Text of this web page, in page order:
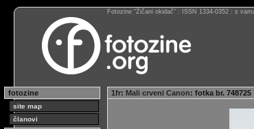
Fotozine “Žičani okidač” : ISSN 1334-0352 : s
fotozine
site map
članovi
1fr: Mali crveni Canon: fotka br.